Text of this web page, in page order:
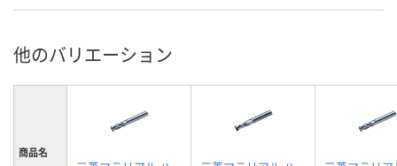
他のバリエーション
商品名